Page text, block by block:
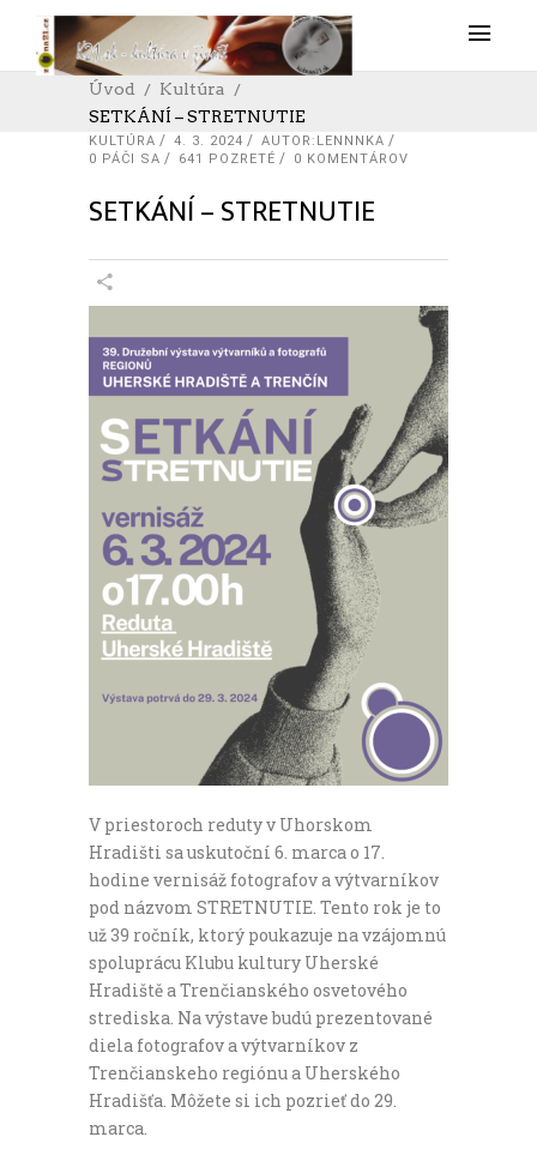
Úvod
Kultúra
SETKÁNÍ – STRETNUTIE
KULTÚRA 4. 3. 2024
AUTOR:LENNNKA
0 PÁČI SA 641 POZRETÉ 0 KOMENTÁROV
SETKÁNÍ – STRETNUTIE
V priestoroch reduty v Uhorskom
Hradišti sa uskutoční 6. marca o 17.
hodine vernisáž fotografov a výtvarníkov
pod názvom STRETNUTIE. Tento rok je to
už 39 ročník, ktorý poukazuje na vzájomnú
spoluprácu Klubu kultury Uherské
Hradiště a Trenčianského osvetového
strediska. Na výstave budú prezentované
diela fotografov a výtvarníkov z
Trenčianskeho regiónu a Uherského
Hradišťa. Môžete si ich pozrieť do 29.
marca.